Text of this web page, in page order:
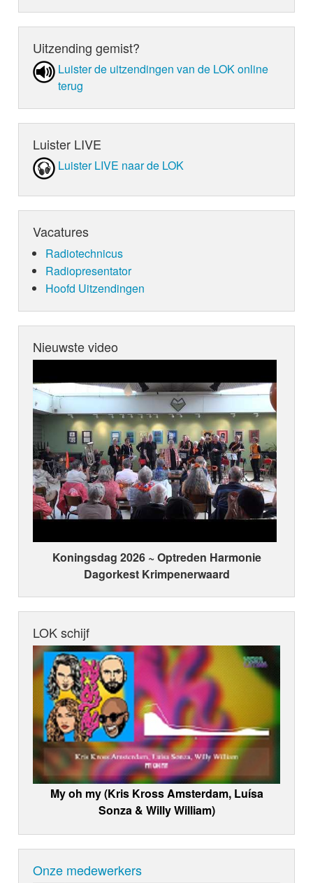
Uitzending gemist?
Luister de uit­zen­din­gen van de LOK online
terug
Luister LIVE
Luister LIVE naar de LOK
Vacatures
Radiotechnicus
Radiopresentator
Hoofd Uitzendingen
Nieuwste video
Koningsdag 2026 ~ Optreden Harmonie
Dagorkest Krimpenerwaard
LOK schijf
My oh my (Kris Kross Amsterdam, Luísa
Sonza & Willy William)
Onze medewerkers